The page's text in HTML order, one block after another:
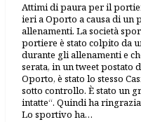
Attimi di paura per il
ieri a Oporto a causa di un
allenamenti. La società
portiere è stato colpito da
durante gli allenamenti e
serata, in un tweet postato
Oporto, è stato lo stesso
sotto controllo. È stato un
intatte“. Quindi ha
Lo sportivo ha…